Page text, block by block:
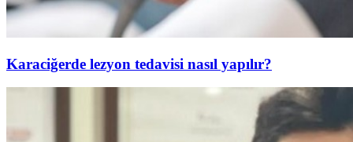
Karaciğerde lezyon tedavisi nasıl yapılır?